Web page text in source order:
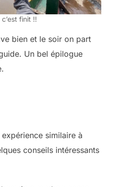
finit !!
bien et le soir on part
Un bel épilogue
similaire à
conseils intéressants